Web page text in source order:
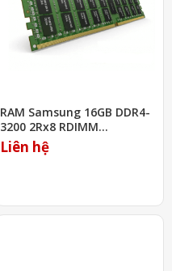
RAM Samsung 16GB DDR4-
3200 2Rx8 RDIMM
(M393A2K43DB3-CWE)
Liên hệ